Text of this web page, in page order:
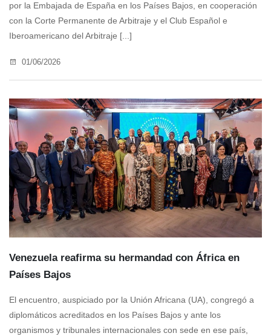
por la Embajada de España en los Países Bajos, en cooperación
con la Corte Permanente de Arbitraje y el Club Español e
Iberoamericano del Arbitraje [...]
01/06/2026
Venezuela reafirma su hermandad con África en
Países Bajos
El encuentro, auspiciado por la Unión Africana (UA), congregó a
diplomáticos acreditados en los Países Bajos y ante los
organismos y tribunales internacionales con sede en ese país,